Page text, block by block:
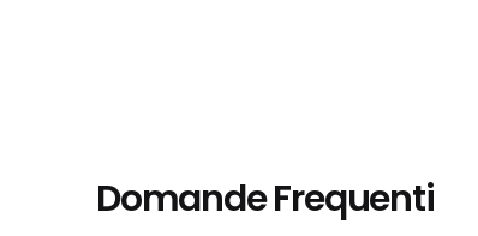
Domande Frequenti